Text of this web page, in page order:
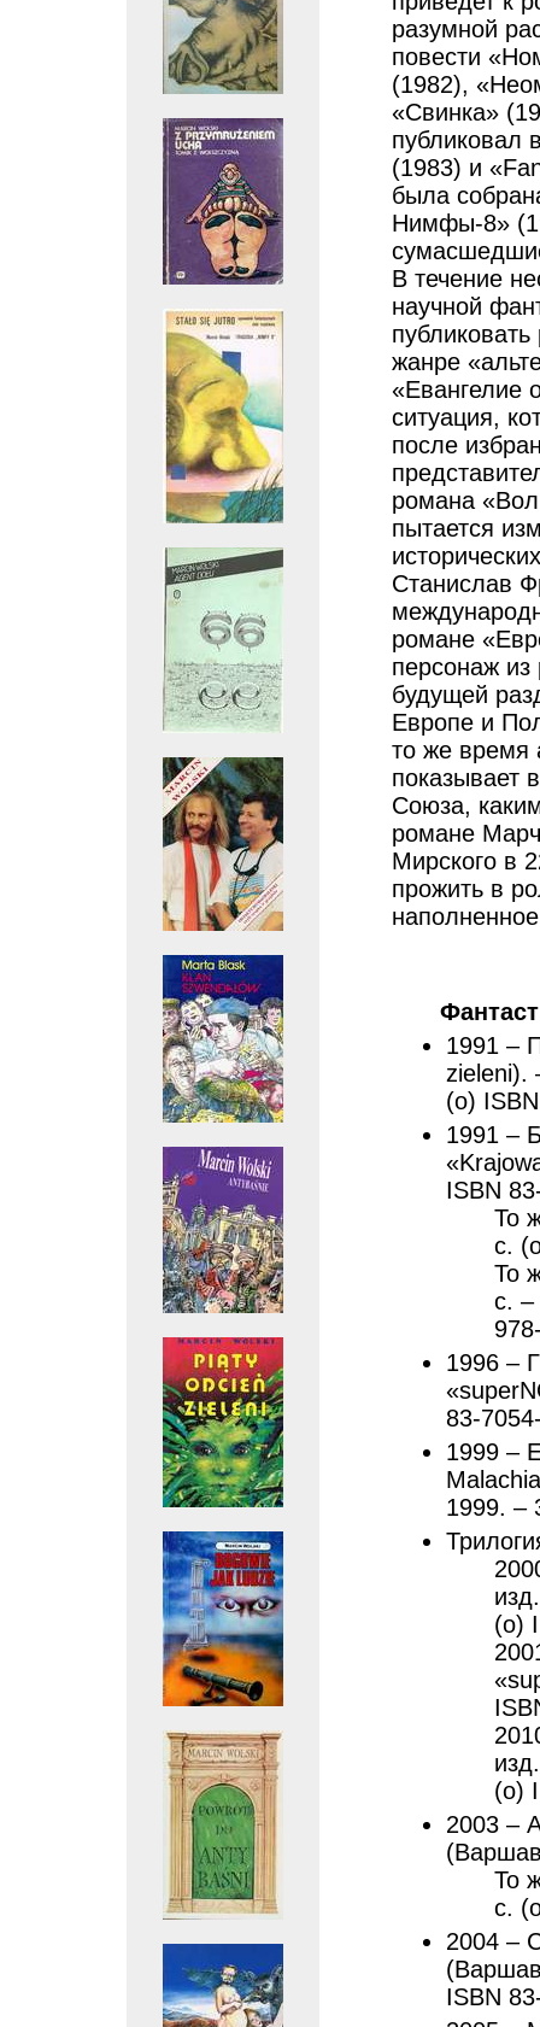
разумной
повести
(1982),
«Свинка»
публиковал
(1983) и
была
Нимфы-8»
В течение
научной
жанре
«Евангелие
ситуация,
после
романа
пытается
Станислав
романе
персонаж
будущей
Европе и
то же время
показывает
Союза,
романе
Мирского в
прожить в
1991 –
zieleni).
(о)
1991 –
ISBN
То
с.
То
с. –
1996 –
83-
1999 –
1999. –
(о)
(о)
2003 –
То
с.
2004 –
ISBN